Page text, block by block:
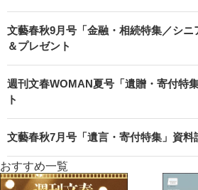
文藝春秋9月号「金融・相続特集／シ
＆プレゼント
週刊文春WOMAN夏号「遺贈・寄付特
ト
文藝春秋7月号「遺言・寄付特集」資料
おすすめ一覧